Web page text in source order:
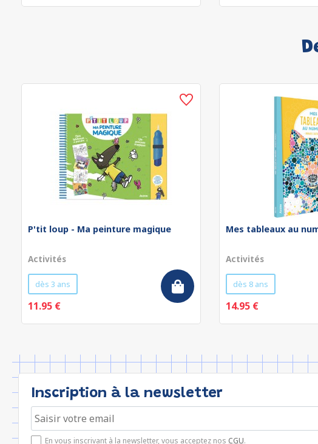
P'tit loup - Ma peinture magique
Activités
dès 3 ans
11.95 €
Mes tableaux au
Activités
dès 8 ans
14.95 €
Inscription à la newsletter
En vous inscrivant à la newsletter, vous acceptez nos CGU.